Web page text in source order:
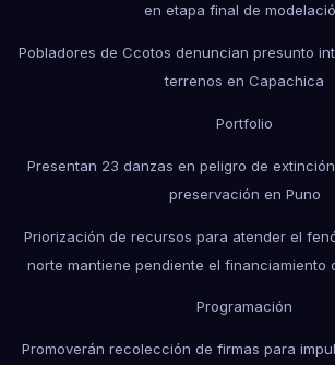
en etapa final de
Pobladores de Ccotos denuncian presunto
terrenos en Capachica
Portfolio
Presentan 23 danzas en peligro de
preservación en Puno
Priorización de recursos para atender el
norte mantiene pendiente el financiamiento
Programación
Promoverán recolección de firmas para